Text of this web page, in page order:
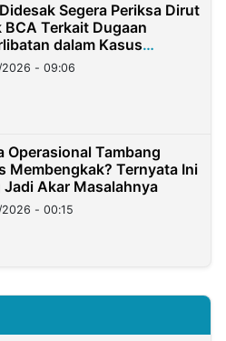
Segera Periksa Dirut
BCA Terkait Dugaan
dalam Kasus
Dana Nasabah Rp2,58
- 09:06
Operasional Tambang
Membengkak? Ternyata Ini
Jadi Akar Masalahnya
- 00:15